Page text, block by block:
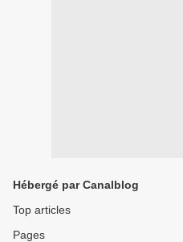
Hébergé par Canalblog
Top articles
Pages